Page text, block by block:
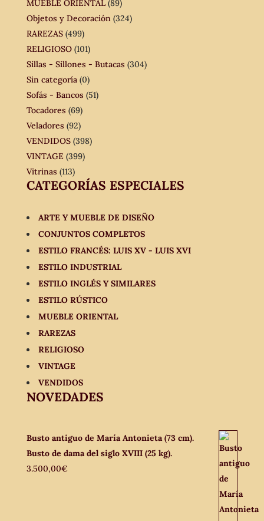
MUEBLE ORIENTAL (89)
Objetos y Decoración (324)
RAREZAS (499)
RELIGIOSO (101)
Sillas - Sillones - Butacas (304)
Sin categoría (0)
Sofás - Bancos (51)
Tocadores (69)
Veladores (92)
VENDIDOS (398)
VINTAGE (399)
Vitrinas (113)
CATEGORÍAS ESPECIALES
ARTE Y MUEBLE DE DISEÑO
CONJUNTOS COMPLETOS
ESTILO FRANCÉS: LUIS XV - LUIS XVI
ESTILO INDUSTRIAL
ESTILO INGLÉS Y SIMILARES
ESTILO RÚSTICO
MUEBLE ORIENTAL
RAREZAS
RELIGIOSO
VINTAGE
VENDIDOS
NOVEDADES
Busto antiguo de María Antonieta (73 cm).
Busto de dama del siglo XVIII (25 kg).
3.500,00€